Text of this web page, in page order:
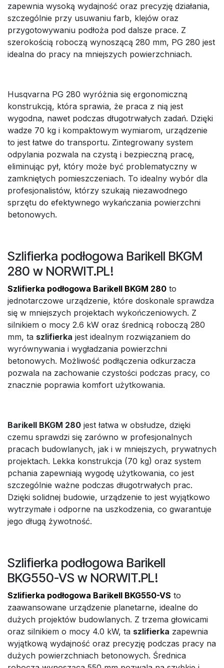
zapewnia wysoką wydajność oraz precyzję działania,
szczególnie przy usuwaniu farb, klejów oraz
przygotowywaniu podłoża pod dalsze prace. Z
szerokością roboczą wynoszącą 280 mm, PG 280 jest
idealna do pracy na mniejszych powierzchniach.
Husqvarna PG 280 wyróżnia się ergonomiczną
konstrukcją, która sprawia, że praca z nią jest
wygodna, nawet podczas długotrwałych zadań. Dzięki
wadze 70 kg i kompaktowym wymiarom, urządzenie
to jest łatwe do transportu. Zintegrowany system
odpylania pozwala na czystą i bezpieczną pracę,
eliminując pył, który może być problematyczny w
zamkniętych pomieszczeniach. To idealny wybór dla
profesjonalistów, którzy szukają niezawodnego
sprzętu do efektywnego wykańczania powierzchni
betonowych.
Szlifierka podłogowa Barikell BKGM
280 w NORWIT.PL!
Szlifierka podłogowa Barikell BKGM 280 to
jednotarczowe urządzenie, które doskonale sprawdza
się w mniejszych projektach wykończeniowych. Z
silnikiem o mocy 2.6 kW oraz średnicą roboczą 280
mm, ta szlifierka jest idealnym rozwiązaniem do
wyrównywania i wygładzania powierzchni
betonowych. Możliwość podłączenia odkurzacza
pozwala na zachowanie czystości podczas pracy, co
znacznie poprawia komfort użytkowania.
Barikell BKGM 280 jest łatwa w obsłudze, dzięki
czemu sprawdzi się zarówno w profesjonalnych
pracach budowlanych, jak i w mniejszych, prywatnych
projektach. Lekka konstrukcja (70 kg) oraz system
pchania zapewniają wygodę użytkowania, co jest
szczególnie ważne podczas długotrwałych prac.
Dzięki solidnej budowie, urządzenie to jest wyjątkowo
wytrzymałe i odporne na uszkodzenia, co gwarantuje
jego długą żywotność.
Szlifierka podłogowa Barikell
BKG550-VS w NORWIT.PL!
Szlifierka podłogowa Barikell BKG550-VS to
zaawansowane urządzenie planetarne, idealne do
dużych projektów budowlanych. Z trzema głowicami
oraz silnikiem o mocy 4.0 kW, ta szlifierka zapewnia
wyjątkową wydajność oraz precyzję podczas pracy na
dużych powierzchniach betonowych. Średnica